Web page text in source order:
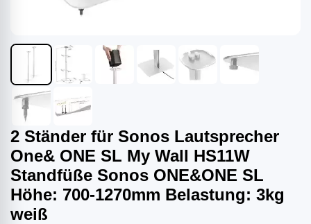
2 Ständer für Sonos Lautsprecher
One& ONE SL My Wall HS11W
Standfüße Sonos ONE&ONE SL
Höhe: 700-1270mm Belastung: 3kg
weiß